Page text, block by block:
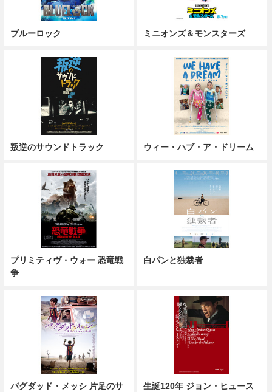
ブルーロック ミニオンズ＆モンスターズ
叛逆のサウンドトラック ウィー・ハブ・ア・ドリーム
プリミティヴ・ウォー 恐竜戦
争
白パンと独裁者
バグダッド・メッシ 片足のサ
生誕120年 ジョン・ヒュース